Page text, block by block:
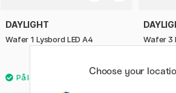
DAYLIGHT
Wafer 1 Lysbord LED A4
468 KR
Wafer 3
Choose your